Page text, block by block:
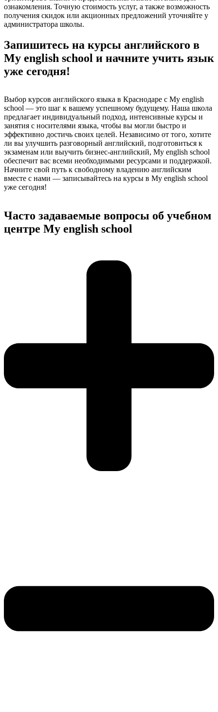
ознакомления. Точную стоимость услуг, а также возможность
получения скидок или акционных предложений уточняйте у
администратора школы.
Запишитесь на курсы английского в
My english school и начните учить язык
уже сегодня!
Выбор курсов английского языка в Краснодаре с My english
school — это шаг к вашему успешному будущему. Наша школа
предлагает индивидуальный подход, интенсивные курсы и
занятия с носителями языка, чтобы вы могли быстро и
эффективно достичь своих целей. Независимо от того, хотите
ли вы улучшить разговорный английский, подготовиться к
экзаменам или выучить бизнес-английский, My english school
обеспечит вас всеми необходимыми ресурсами и поддержкой.
Начните свой путь к свободному владению английским
вместе с нами — записывайтесь на курсы в My english school
уже сегодня!
Часто задаваемые вопросы об учебном
центре My english school